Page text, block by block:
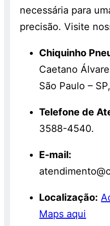
necessária para
precisão. Visite
Chiquinho
Caetano
São Paulo –
Telefone de
3588-4540.
E-mail:
Localização:
Maps aqui